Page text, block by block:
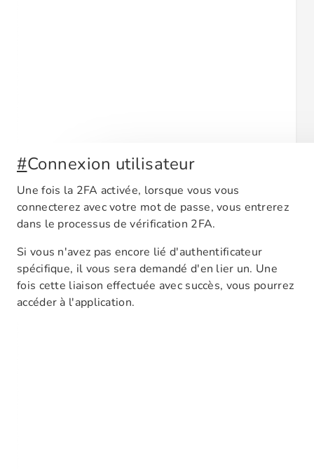
#Connexion utilisateur
Une fois la 2FA activée, lorsque vous vous
connecterez avec votre mot de passe, vous entrerez
dans le processus de vérification 2FA.
Si vous n'avez pas encore lié d'authentificateur
spécifique, il vous sera demandé d'en lier un. Une
fois cette liaison effectuée avec succès, vous pourrez
accéder à l'application.